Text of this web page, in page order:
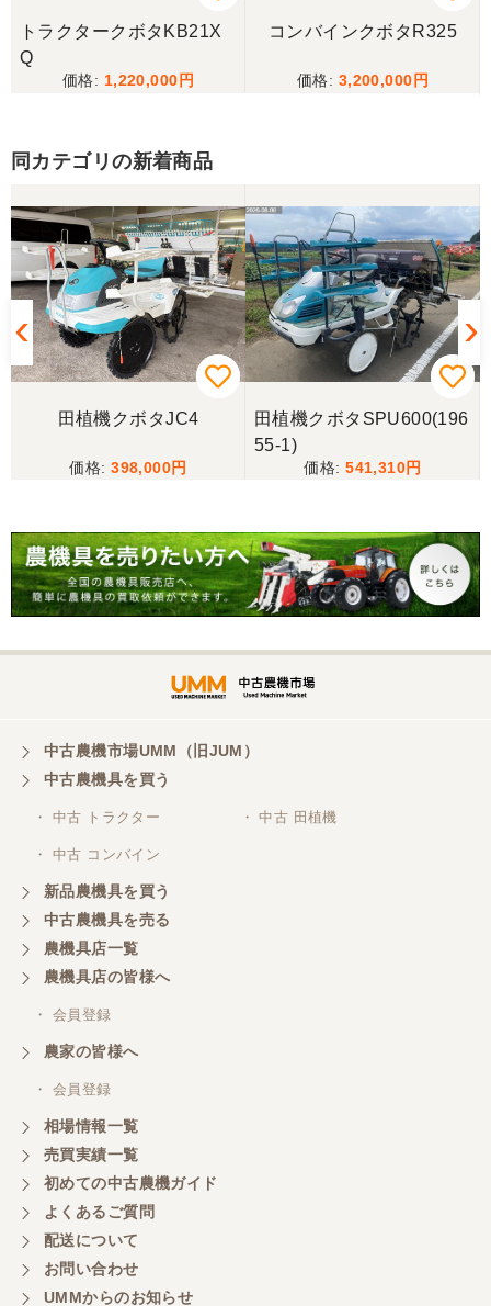
トラクタークボタKB21X
Q
1,220,000
コンバインクボタR325
3,200,000
同カテゴリの新着商品
田植機クボタJC4
398,000
田植機クボタSPU600(196
55-1)
541,310
中古農機市場UMM（旧JUM）
中古農機具を買う
・ 中古 トラクター ・ 中古 田植機
・ 中古 コンバイン
新品農機具を買う
中古農機具を売る
農機具店一覧
農機具店の皆様へ
・ 会員登録
農家の皆様へ
・ 会員登録
相場情報一覧
売買実績一覧
初めての中古農機ガイド
よくあるご質問
配送について
お問い合わせ
UMMからのお知らせ